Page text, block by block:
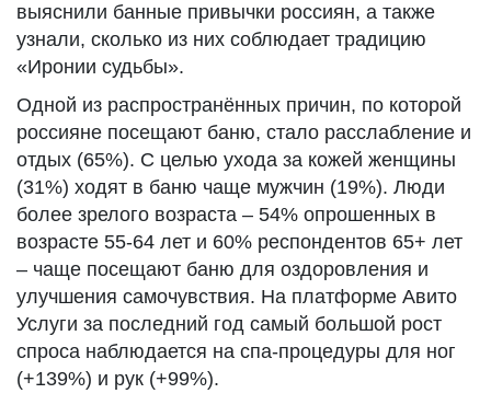
выяснили банные привычки россиян, а также
узнали, сколько из них соблюдает традицию
«Иронии судьбы».
Одной из распространённых причин, по которой
россияне посещают баню, стало расслабление и
отдых (65%). С целью ухода за кожей женщины
(31%) ходят в баню чаще мужчин (19%). Люди
более зрелого возраста – 54% опрошенных в
возрасте 55-64 лет и 60% респондентов 65+ лет
– чаще посещают баню для оздоровления и
улучшения самочувствия. На платформе Авито
Услуги за последний год самый большой рост
спроса наблюдается на спа-процедуры для ног
(+139%) и рук (+99%).